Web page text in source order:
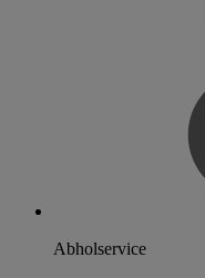
Abholservice